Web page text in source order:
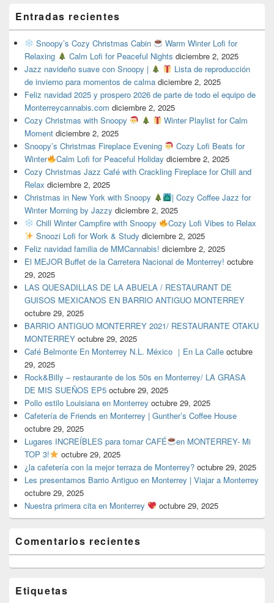
Entradas recientes
Snoopy’s Cozy Christmas Cabin
Warm Winter Lofi for
Relaxing
Calm Lofi for Peaceful Nights diciembre 2, 2025
Jazz navideño suave con Snoopy |
Lista de reproducción
de invierno para momentos de calma diciembre 2, 2025
Feliz navidad 2025 y prospero 2026 de parte de todo el equipo de
Monterreycannabis.com diciembre 2, 2025
Cozy Christmas with Snoopy
Winter Playlist for Calm
Moment diciembre 2, 2025
Snoopy’s Christmas Fireplace Evening
Cozy Lofi Beats for
Winter
Calm Lofi for Peaceful Holiday diciembre 2, 2025
Cozy Christmas Jazz Café with Crackling Fireplace for Chill and
Relax diciembre 2, 2025
Christmas in New York with Snoopy
| Cozy Coffee Jazz for
Winter Morning by Jazzy diciembre 2, 2025
Chill Winter Campfire with Snoopy
Cozy Lofi Vibes to Relax
Snoozi Lofi for Work & Study diciembre 2, 2025
Feliz navidad familia de MMCannabis! diciembre 2, 2025
El MEJOR Buffet de la Carretera Nacional de Monterrey! octubre
29, 2025
LAS QUESADILLAS DE LA ABUELA / RESTAURANT DE
GUISOS MEXICANOS EN BARRIO ANTIGUO MONTERREY
octubre 29, 2025
BARRIO ANTIGUO MONTERREY 2021/ RESTAURANTE OTAKU
MONTERREY octubre 29, 2025
Café Belmonte En Monterrey N.L. México ｜En La Calle octubre
29, 2025
Rock&Billy – restaurante de los 50s en Monterrey/ LA GRASA
DE MIS SUEÑOS EP5 octubre 29, 2025
Pollo estilo Louisiana en Monterrey octubre 29, 2025
Cafetería de Friends en Monterrey | Gunther’s Coffee House
octubre 29, 2025
Lugares INCREÍBLES para tomar CAFÉ
en MONTERREY- Mi
TOP 3!
octubre 29, 2025
¿la cafetería con la mejor terraza de Monterrey? octubre 29, 2025
Les presentamos Barrio Antiguo en Monterrey | Viajar a Monterrey
octubre 29, 2025
Nuestra primera cita en Monterrey
octubre 29, 2025
Comentarios recientes
Etiquetas